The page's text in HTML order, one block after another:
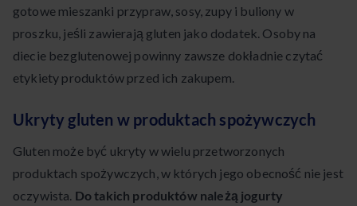
gotowe mieszanki przypraw, sosy, zupy i buliony w
proszku, jeśli zawierają gluten jako dodatek. Osoby na
diecie bezglutenowej powinny zawsze dokładnie czytać
etykiety produktów przed ich zakupem.
Ukryty gluten w produktach spożywczych
Gluten może być ukryty w wielu przetworzonych
produktach spożywczych, w których jego obecność nie jest
oczywista. Do takich produktów należą jogurty